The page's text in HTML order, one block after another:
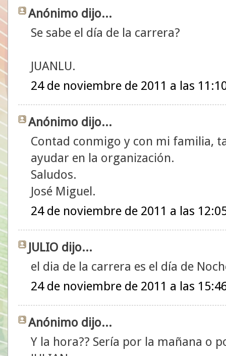
Anónimo dijo...
Se sabe el día de la carrera?
JUANLU.
24 de noviembre de 2011 a las
Anónimo dijo...
Contad conmigo y con mi familia,
ayudar en la organización.
Saludos.
José Miguel.
24 de noviembre de 2011 a las
JULIO dijo...
el dia de la carrera es el día de
24 de noviembre de 2011 a las
Anónimo dijo...
Y la hora?? Sería por la mañana o